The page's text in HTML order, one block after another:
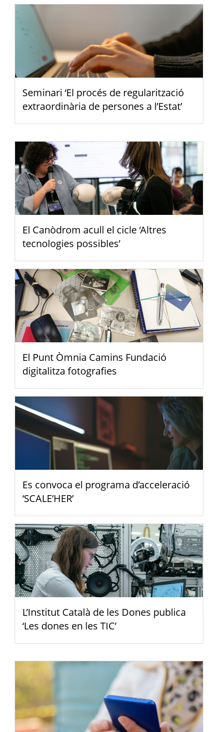
Seminari ‘El procés de regularització
extraordinària de persones a l’Estat’
El Canòdrom acull el cicle ‘Altres
tecnologies possibles’
El Punt Òmnia Camins Fundació
digitalitza fotografies
Es convoca el programa d’acceleració
‘SCALE’HER’
L’Institut Català de les Dones publica
‘Les dones en les TIC’